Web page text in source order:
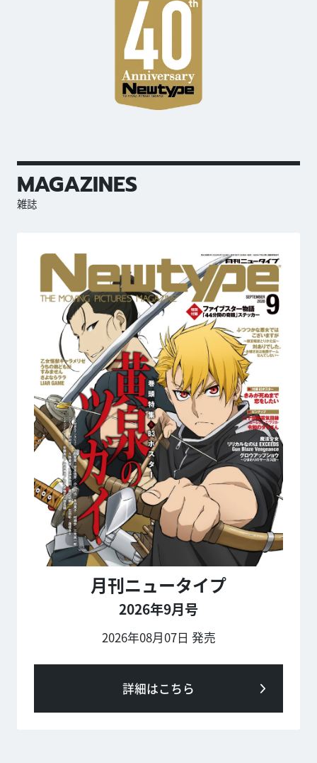
MAGAZINES
雑誌
月刊ニュータイプ
2026年9月号
2026年08月07日 発売
詳細はこちら